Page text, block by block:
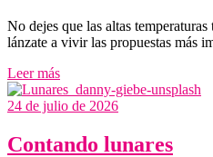
No dejes que las altas
lánzate a vivir las propuestas más
Leer más
24 de julio de 2026
Contando lunares